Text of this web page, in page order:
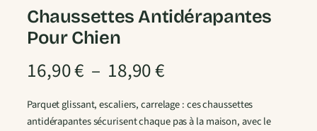
Chaussettes Antidérapantes
Pour Chien
16,90€ – 18,90€
l
Parquet glissant, escaliers, carrelage : ces chaussettes
antidérapantes sécurisent chaque pas à la maison, avec le